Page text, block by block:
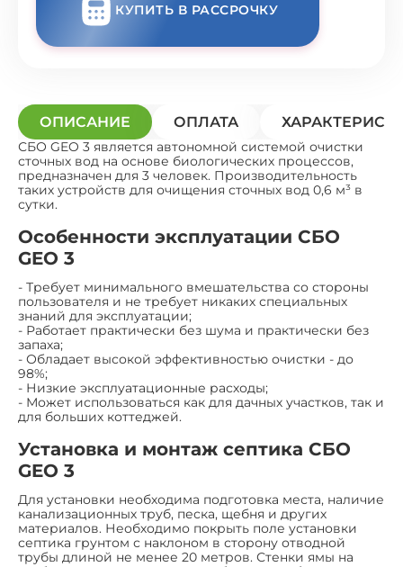
КУПИТЬ В РАССРОЧКУ
ОПИСАНИЕ ОПЛАТА
СБО GEO 3 является автономной системой очистки
сточных вод на основе биологических процессов,
предназначен для 3 человек. Производительность
таких устройств для очищения сточных вод 0,6 м³ в
сутки.
Особенности эксплуатации СБО
GEO 3
- Требует минимального вмешательства со стороны
пользователя и не требует никаких специальных
знаний для эксплуатации;
- Работает практически без шума и практически без
запаха;
- Обладает высокой эффективностью очистки - до
98%;
- Низкие эксплуатационные расходы;
- Может использоваться как для дачных участков, так и
для больших коттеджей.
Установка и монтаж септика СБО
GEO 3
Для установки необходима подготовка места, наличие
канализационных труб, песка, щебня и других
материалов. Необходимо покрыть поле установки
септика грунтом с наклоном в сторону отводной
трубы длиной не менее 20 метров. Стенки ямы на